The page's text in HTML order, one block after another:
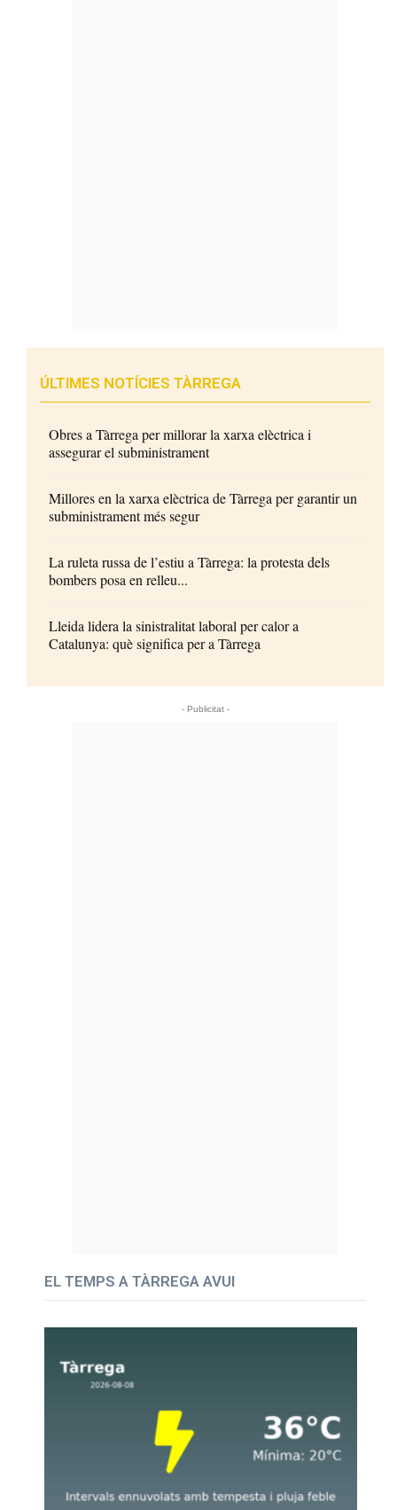
ÚLTIMES NOTÍCIES TÀRREGA
Obres a Tàrrega per millorar la xarxa elèctrica i
assegurar el subministrament
Millores en la xarxa elèctrica de Tàrrega per garantir un
subministrament més segur
La ruleta russa de l’estiu a Tàrrega: la protesta dels
bombers posa en relleu...
Lleida lidera la sinistralitat laboral per calor a
Catalunya: què significa per a Tàrrega
- Publicitat -
EL TEMPS A TÀRREGA AVUI